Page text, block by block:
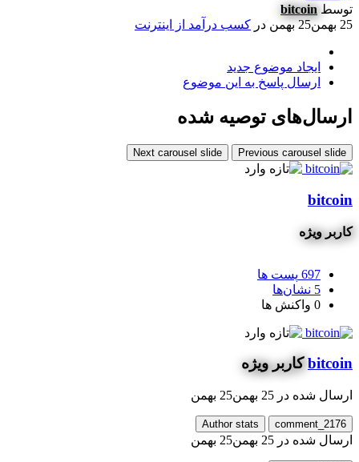
توسط bitcoin
25 بهمن
25 بهمن در کسب درآمد از اینترنت
ایجاد موضوع جدید
ارسال پاسخ به این موضوع
ارسال‌های توصیه شده
Previous carousel slide
Next carousel slide
bitcoin
کاربر ویژه
697 پست ها
5 نشان‌ها
0 واکنش ها
bitcoin کاربر ویژه
ارسال شده در 25 بهمن 25 بهمن
comment_2176
Author stats
ارسال شده در 25 بهمن 25 بهمن